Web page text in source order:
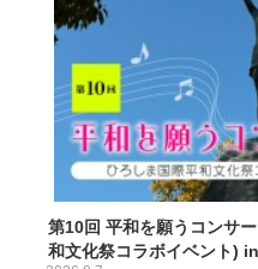
第10回 平和を願うコンサ
和文化祭コラボイベント)